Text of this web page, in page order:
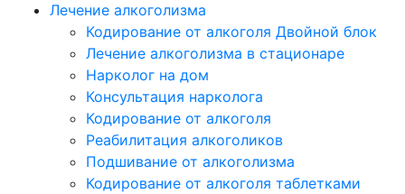
Лечение алкоголизма
Кодирование от алкоголя Двойной блок
Лечение алкоголизма в стационаре
Нарколог на дом
Консультация нарколога
Кодирование от алкоголя
Реабилитация алкоголиков
Подшивание от алкоголизма
Кодирование от алкоголя таблетками